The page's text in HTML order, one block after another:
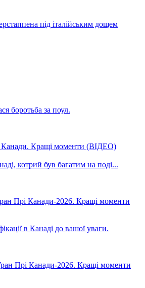
під італійським дощем
Канади. Кращі моменти (ВІДЕО)
Прі Канади-2026. Кращі моменти
Прі Канади-2026. Кращі моменти